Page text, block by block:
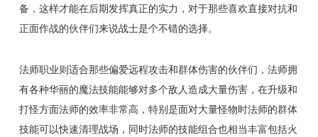
备，这样才能在后期发挥真正的实力，对于那些喜欢直接对抗和
正面作战的伙伴们来说战士是个不错的选择。
法师职业则适合那些偏爱远程攻击和群体伤害的伙伴们，法师拥
有各种华丽的魔法技能能够对多个敌人造成大量伤害，在升级和
打怪方面法师的效率非常高，特别是面对大量怪物时法师的群体
技能可以快速清理战场，同时法师的技能组合也相当丰富包括火